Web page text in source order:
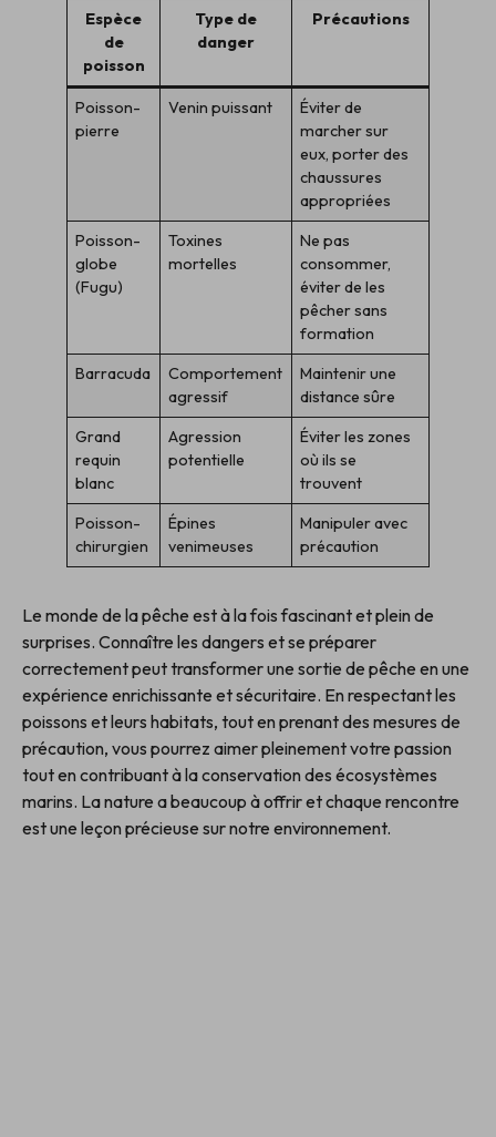
Espèce
de
poisson
Type de
danger
Précautions
Poisson-
pierre
Venin puissant
Éviter de
marcher sur
eux, porter des
chaussures
appropriées
Poisson-
globe
(Fugu)
Toxines
mortelles
Ne pas
consommer,
éviter de les
pêcher sans
formation
Barracuda
Comportement
agressif
Maintenir une
distance sûre
Grand
requin
blanc
Agression
potentielle
Éviter les zones
où ils se
trouvent
Poisson-
chirurgien
Épines
venimeuses
Manipuler avec
précaution
Le monde de la pêche est à la fois fascinant et plein de
surprises. Connaître les dangers et se préparer
correctement peut transformer une sortie de pêche en une
expérience enrichissante et sécuritaire. En respectant les
poissons et leurs habitats, tout en prenant des mesures de
précaution, vous pourrez aimer pleinement votre passion
tout en contribuant à la conservation des écosystèmes
marins. La nature a beaucoup à offrir et chaque rencontre
est une leçon précieuse sur notre environnement.